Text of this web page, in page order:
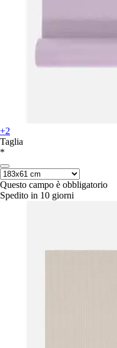
+2
Taglia
*
Questo campo è obbligatorio
Spedito in 10 giorni